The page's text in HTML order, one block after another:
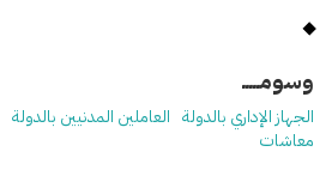
وسومـــــ
الجهاز الإداري بالدولة العاملين المدنيين بالدولة
معاشات